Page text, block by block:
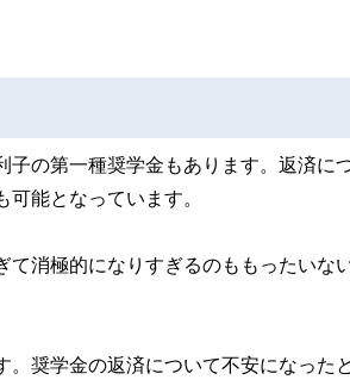
の第一種奨学金もあります。返済に
能となっています。
消極的になりすぎるのももったいな
奨学金の返済について不安になった